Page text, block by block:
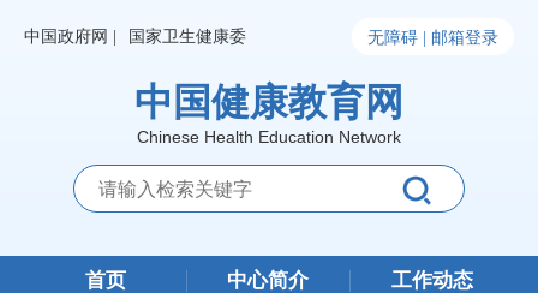
中国政府网 | 国家卫生健康委 无障碍 | 邮箱登录
中国健康教育网
Chinese Health Education Network
首页 中心简介
工作动态